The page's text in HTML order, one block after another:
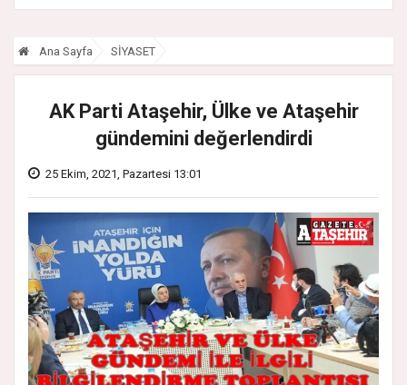
Ana Sayfa SİYASET
AK Parti Ataşehir, Ülke ve Ataşehir
gündemini değerlendirdi
25 Ekim, 2021, Pazartesi 13:01